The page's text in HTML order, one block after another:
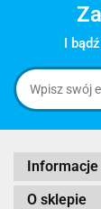
I
Informacje
O sklepie